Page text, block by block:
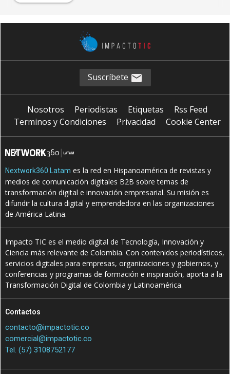
Suscríbete
Nosotros Periodistas Etiquetas
Rss Feed
Terminos y Condiciones
Privacidad Cookie Center
Nextwork360 Latam es la red en Hispanoamérica de revistas y
medios de comunicación digitales B2B sobre temas de
transformación digital e innovación empresarial. Su misión es
difundir la cultura digital y emprendedora en las organizaciones
de América Latina.
Impacto TIC es el medio digital de Tecnología, Innovación y
Ciencia más relevante de Colombia. Con contenidos periodísticos,
servicios digitales para empresas, organizaciones y gobiernos, y
conferencias y programas de formación e inspiración, aporta a la
Transformación Digital de Colombia y Latinoamérica.
Contactos
contacto@impactotic.co
comercial@impactotic.co
Tel. (57) 3108752177